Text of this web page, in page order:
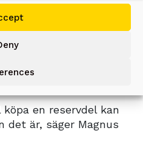
nu kan skopan till
gjort.
finnas tillgänglig via
en reservdel kan
det är, säger Magnus